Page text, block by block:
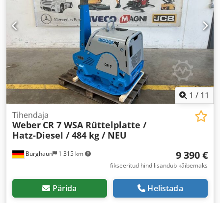
1 / 11
Burghaun 1 315 km
Tihendaja
Weber CR 7 WSA Rüttelplatte /
Hatz-Diesel / 484 kg / NEU
9 390 €
fikseeritud hind lisandub käibemaks
Pärida Helistada